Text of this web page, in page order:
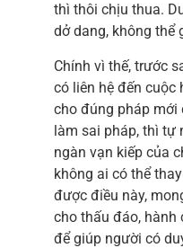
thì thôi chịu thua.
dở dang, không thể
Chính vì thế, trước
có liên hệ đến
cho đúng pháp mới
làm sai pháp, thì tự
ngàn vạn kiếp của
không ai có thể
được điều này,
cho thấu đáo, hành
để giúp người có